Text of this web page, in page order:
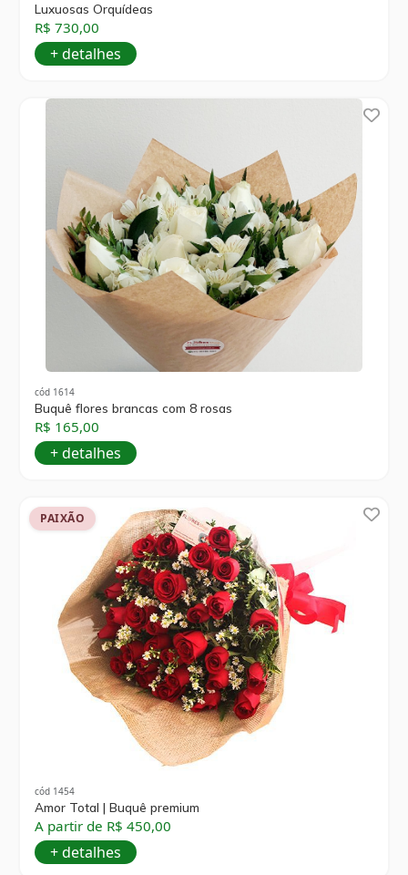
Luxuosas Orquídeas
R$ 730,00
+ detalhes
cód 1614
Buquê flores brancas com 8 rosas
R$ 165,00
+ detalhes
PAIXÃO
cód 1454
Amor Total | Buquê premium
A partir de R$ 450,00
+ detalhes